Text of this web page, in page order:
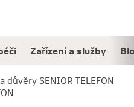
Zařízení a služby
důvěry SENIOR TELEFON